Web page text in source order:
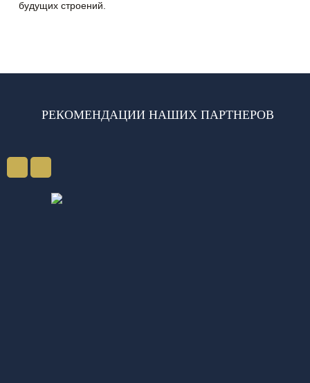
будущих строений.
РЕКОМЕНДАЦИИ НАШИХ ПАРТНЕРОВ